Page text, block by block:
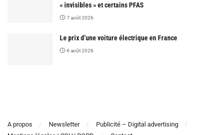
« invisibles » et certains PFAS
7 août 2026
Le prix d’une voiture électrique en France
6 août 2026
A propos Newsletter
Publicité – Digital advertising